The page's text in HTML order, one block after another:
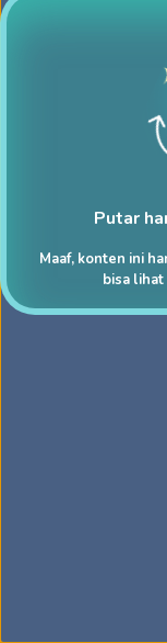
Putar
Maaf, konten ini
bisa